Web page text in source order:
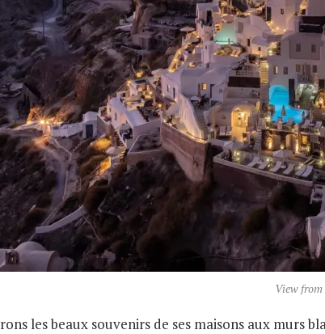
View
les beaux souvenirs de ses maisons aux murs